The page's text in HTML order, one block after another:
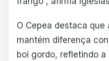
O Cepea destaca
mantém diferença
boi gordo, refletindo